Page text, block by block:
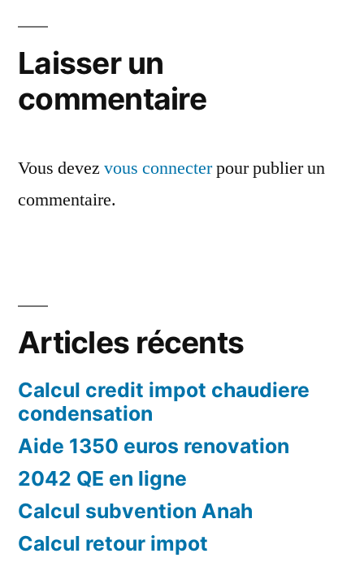
Laisser un
commentaire
Vous devez vous connecterpour publier un
commentaire.
Articles récents
Calcul credit impot chaudiere
condensation
Aide 1350 euros renovation
2042 QE en ligne
Calcul subvention Anah
Calcul retour impot